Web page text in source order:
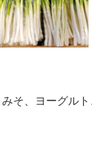
1
そ、ヨーグル